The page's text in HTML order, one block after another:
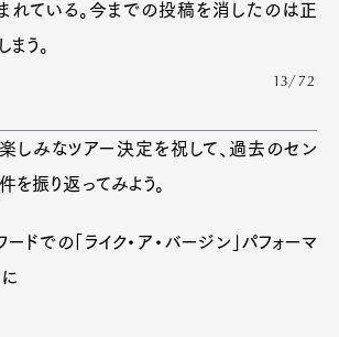
れている。今までの投稿を消したのは正
う。
13/72
しみなツアー決定を祝して、過去のセン
を振り返ってみよう。
ドでの「ライク・ア・バージン」パフォーマ